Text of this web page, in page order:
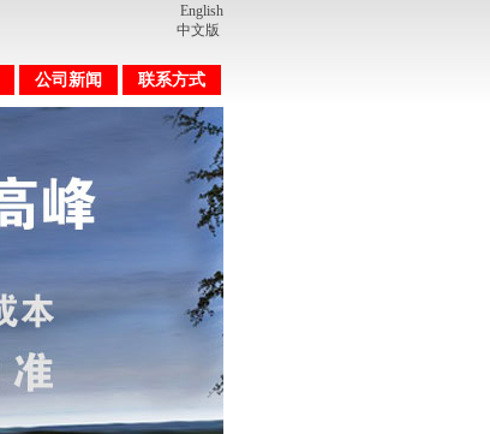
English
中文版
联系方式
公司新闻